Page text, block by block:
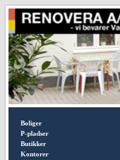
Boliger
P-pladser
Butikker
Kontorer